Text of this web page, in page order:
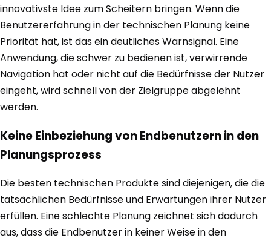
innovativste Idee zum Scheitern bringen. Wenn die
Benutzererfahrung in der technischen Planung keine
Priorität hat, ist das ein deutliches Warnsignal. Eine
Anwendung, die schwer zu bedienen ist, verwirrende
Navigation hat oder nicht auf die Bedürfnisse der Nutzer
eingeht, wird schnell von der Zielgruppe abgelehnt
werden.
Keine Einbeziehung von Endbenutzern in den
Planungsprozess
Die besten technischen Produkte sind diejenigen, die die
tatsächlichen Bedürfnisse und Erwartungen ihrer Nutzer
erfüllen. Eine schlechte Planung zeichnet sich dadurch
aus, dass die Endbenutzer in keiner Weise in den